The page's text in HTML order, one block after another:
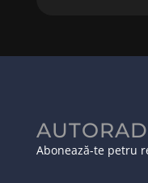
Abonează-te petru